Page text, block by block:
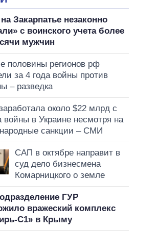
Закарпатье незаконно
с воинского учета более
мужчин
половины регионов рф
за 4 года войны против
– разведка
около $22 млрд с
войны в Украине несмотря на
санкции – СМИ
САП в октябре направит в
суд дело бизнесмена
Комарницкого о земле
ГУР
вражеский комплекс
С1» в Крыму